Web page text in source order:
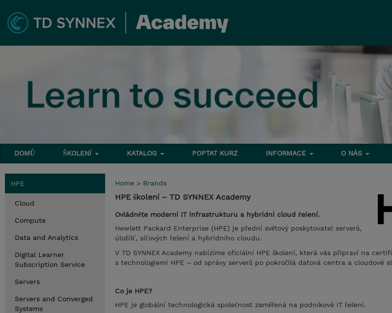
DOMŮ ŠKOLENÍ KATALOG POPTAT KURZ INFORMACE O NÁS
HPE
Cloud
Compute
Data and Analytics
Digital Learner
Subscription Service
Servers
Servers and Converged
Systems
Home > Brands
HPE školení – TD SYNNEX Academy
Ovládněte moderní IT infrastrukturu a hybridní cloud řešení.
Hewlett Packard Enterprise (HPE) je přední světový poskytovatel serverů,
úložišť, síťových řešení a hybridního cloudu.
V TD SYNNEX Academy nabízíme oficiální HPE školení, která vás připraví na
s technologiemi HPE – od správy serverů po pokročilá datová centra a cloudové
Co je HPE?
HPE je globální technologická společnost zaměřená na podnikové IT řešení.